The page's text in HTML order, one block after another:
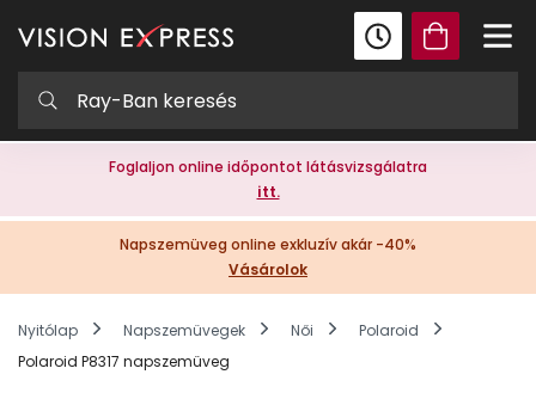
Foglaljon online időpontot látásvizsgálatra
itt.
Napszemüveg online exkluzív akár -40%
Vásárolok
Nyitólap Napszemüvegek Női
Polaroid
Polaroid P8317 napszemüveg